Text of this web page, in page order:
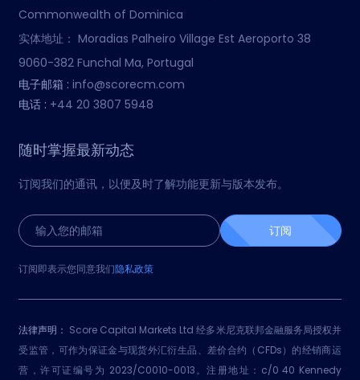
Commonwealth of Dominica
实体地址： Moradias Palheiro Village Est Aeroporto 38
9060-382 Funchal Ma, Portugal
电子邮箱 : info@scorecm.com
电话 : +44 20 3807 5948
随时掌握最新动态
订阅我们的通讯，以便及时了解功能更新与版本发布。
订阅
订阅即表示您同意我们隐私政策
法律声明： Score Capital Markets Ltd 经多米尼克联邦金融服务局授权并
受监管，可作为保证金与现货外汇衍生品、差价合约（CFDs）的经销商运
营，许可证编号为 2023/C0010-0013。注册地址：c/0 40 Kennedy